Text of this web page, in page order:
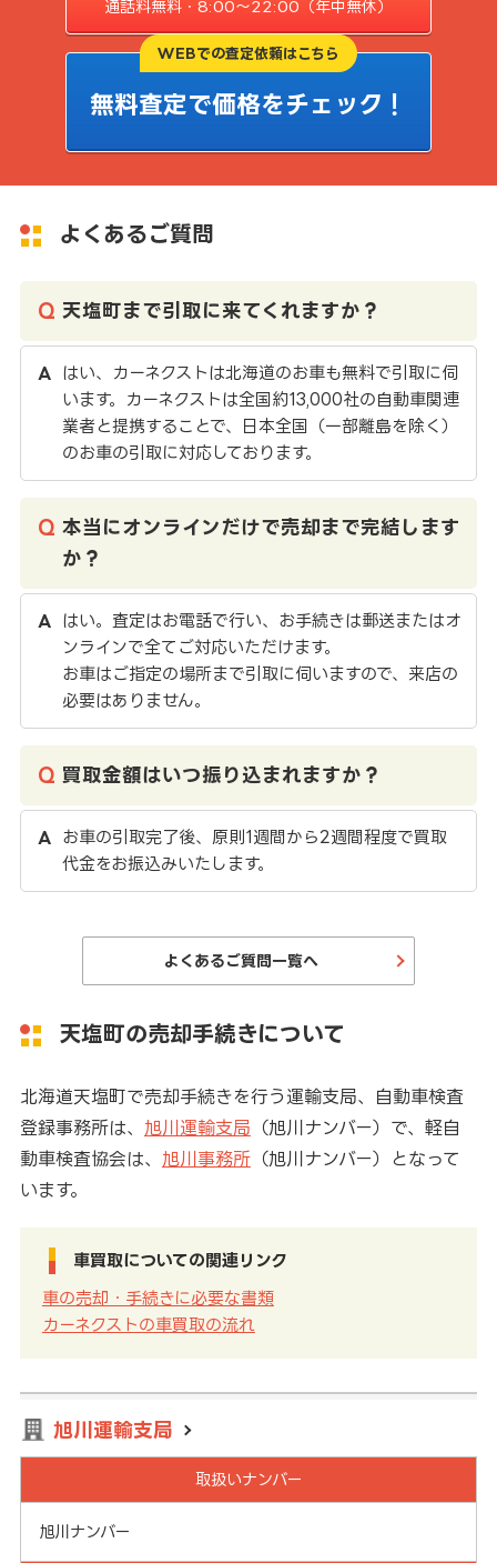
通話料無料・8:00〜22:00（年中無休）
WEBでの査定依頼はこちら
無料査定で価格をチェック！
よくあるご質問
天塩町まで引取に来てくれますか？
はい、カーネクストは北海道のお車も無料で引取に伺
います。カーネクストは全国約13,000社の自動車関連
業者と提携することで、日本全国（一部離島を除く）
のお車の引取に対応しております。
本当にオンラインだけで売却まで完結します
か？
はい。査定はお電話で行い、お手続きは郵送またはオ
ンラインで全てご対応いただけます。
お車はご指定の場所まで引取に伺いますので、来店の
必要はありません。
買取金額はいつ振り込まれますか？
お車の引取完了後、原則1週間から2週間程度で買取
代金をお振込みいたします。
よくあるご質問一覧へ
天塩町の売却手続きについて
北海道天塩町で売却手続きを行う運輸支局、自動車検査
登録事務所は、 旭川運輸支局 （旭川ナンバー）で、軽自
動車検査協会は、 旭川事務所（旭川ナンバー）となって
います。
車買取についての関連リンク
車の売却・手続きに必要な書類
カーネクストの車買取の流れ
旭川運輸支局
取扱いナンバー
旭川ナンバー